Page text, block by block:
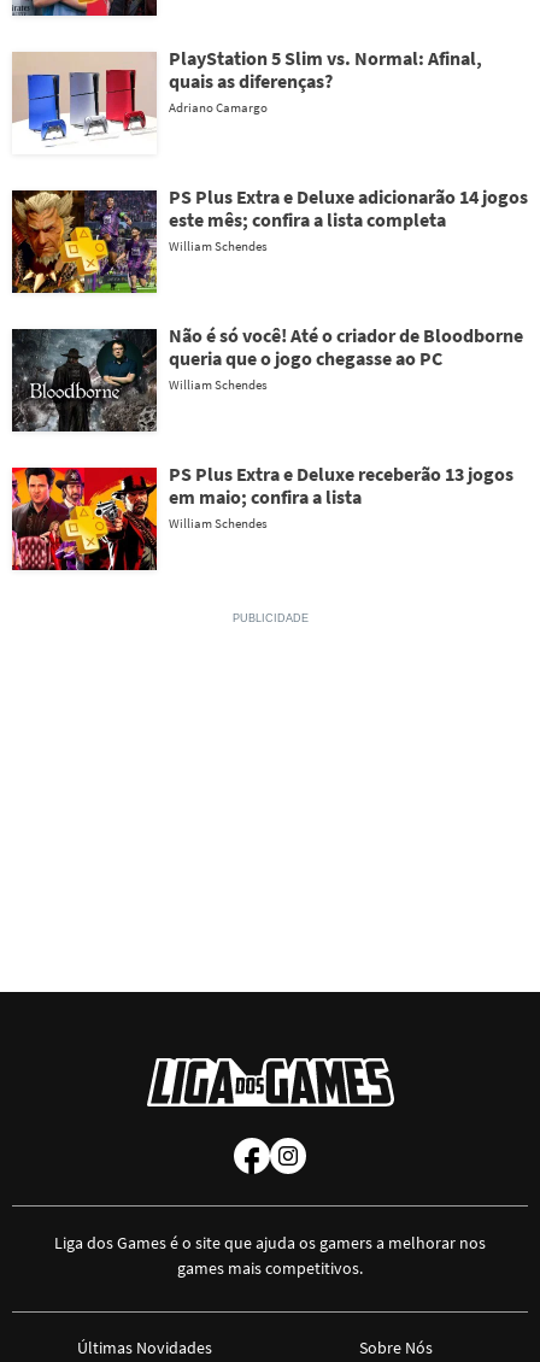
PlayStation 5 Slim vs. Normal: Afinal,
quais as diferenças?
Adriano Camargo
PS Plus Extra e Deluxe adicionarão 14 jogos
este mês; confira a lista completa
William Schendes
Não é só você! Até o criador de Bloodborne
queria que o jogo chegasse ao PC
William Schendes
PS Plus Extra e Deluxe receberão 13 jogos
em maio; confira a lista
William Schendes
Liga dos Games é o site que ajuda os gamers a melhorar nos
games mais competitivos.
Últimas Novidades Sobre Nós